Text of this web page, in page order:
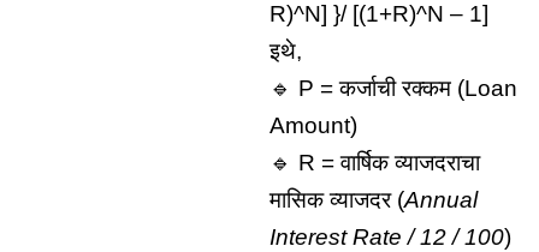
R)^N] }/ [(1+R)^N – 1]
इथे,
🔹 P = कर्जाची रक्कम (Loan
Amount)
🔹 R = वार्षिक व्याजदराचा
मासिक व्याजदर (Annual
Interest Rate / 12 / 100)